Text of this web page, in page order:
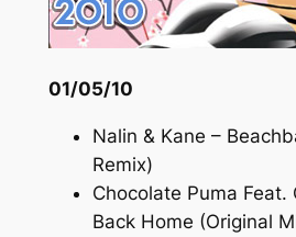
01/05/10
Nalin & Kane –
Remix)
Chocolate Puma Feat.
Back Home (Original